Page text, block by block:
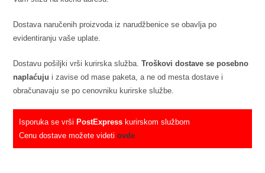
Dostava naručenih proizvoda iz narudžbenice se obavlja po
evidentiranju vaše uplate.
Dostavu pošiljki vrši kurirska služba.Troškovi dostave se posebno
naplaćuju i zavise od mase paketa, a ne od mesta dostave i
obračunavaju se po cenovniku kurirske službe.
Isporuka se vrši PostExpress kurirskom službom
Cenu dostave možete videtiovde